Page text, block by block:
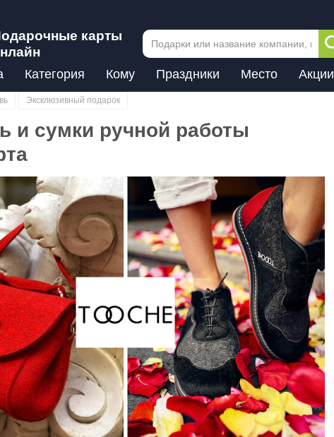
карты
Категория Кому Праздники Место Акции
Эксклюзивный подарок
и сумки ручной работы
Next